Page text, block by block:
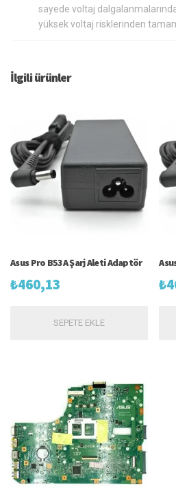
sayede voltaj
yüksek voltaj risklerinden
İlgili ürünler
Asus Pro B53A Şarj Aleti Adaptör
₺460,13
SEPETE EKLE
₺